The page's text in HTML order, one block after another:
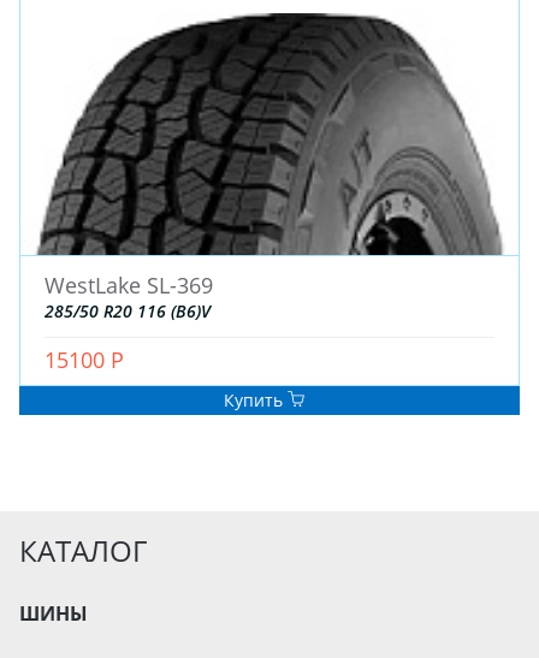
WestLake SL-369
285/50 R20 116 (B6)V
15100 Р
Купить
КАТАЛОГ
ШИНЫ